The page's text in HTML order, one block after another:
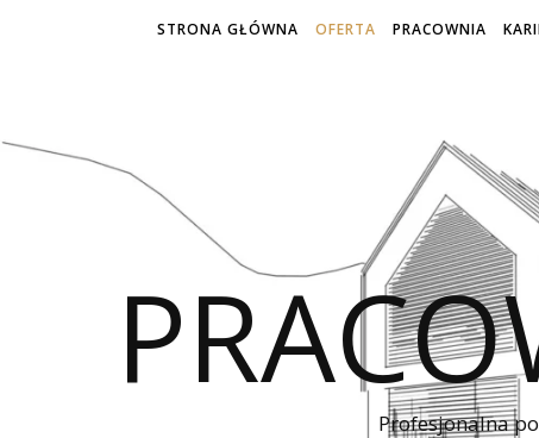
STRONA GŁÓWNA OFERTA PRACOWNIA
Profesjonalna